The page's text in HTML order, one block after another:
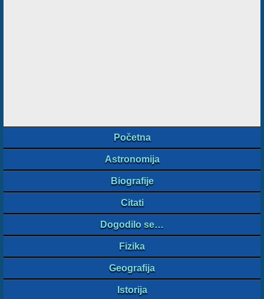
Početna
Astronomija
Biografije
Citati
Dogodilo se…
Fizika
Geografija
Istorija